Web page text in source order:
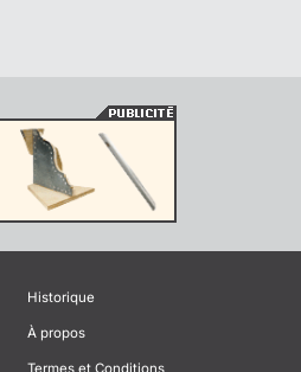
Historique
À propos
Termes et Conditions